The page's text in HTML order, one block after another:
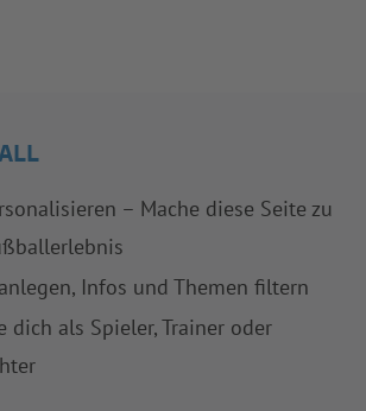
– Mache diese Seite zu
Infos und Themen filtern
dich als Spieler, Trainer oder